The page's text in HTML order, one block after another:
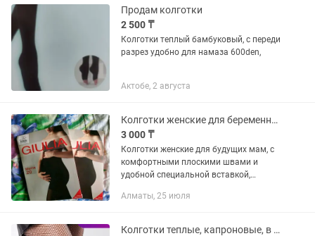
Продам колготки
2 500 ₸
Колготки теплый бамбуковый, с переди
разрез удобно для намаза 600den,
Актобе, 2 августа
Колготки женские для беременных!
3 000 ₸
Колготки женские для будущих мам, с
комфортными плоскими швами и
удобной специальной вставкой,
GIULIA MAMA 20, размер 3= М и 2= S,
Алматы, 25 июля
Колготки теплые, капроновые, в сеточку со стразами